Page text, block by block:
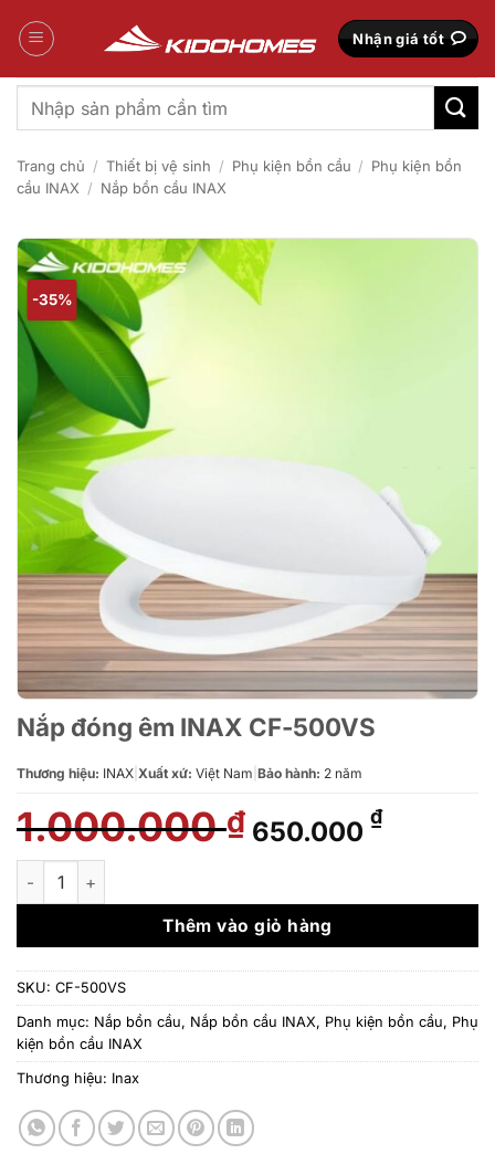
qua
Nhận giá tốt
Tìm
kiếm:
Trang chủ / Thiết bị vệ sinh / Phụ kiện bồn cầu / Phụ kiện bồn
cầu INAX / Nắp bồn cầu INAX
-35%
Nắp đóng êm INAX CF-500VS
Thương hiệu: INAX Xuất xứ: Việt Nam Bảo hành: 2 năm
1.000.000₫ Giá
gốc
1.000.000 ₫.
650.000 ₫Giá
là:
Nắp đóng êm INAX CF-500VS số lượng
Thêm vào giỏ hàng
SKU: CF-500VS
Danh mục: Nắp bồn cầu, Nắp bồn cầu INAX, Phụ kiện bồn cầu, Phụ
kiện bồn cầu INAX
Thương hiệu: Inax